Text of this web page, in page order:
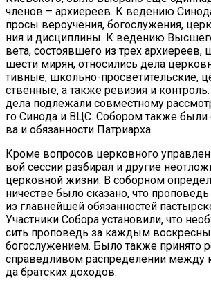
чле­нов – ар­хи­ере­ев. К ве­де­нию
про­сы ве­ро­уче­ния, бо­го­слу­же­ния,
ния и дис­ци­пли­ны. К ве­де­нию
ве­та, со­сто­яв­ше­го из трех ар­хи­ере­ев,
ше­сти ми­рян, от­но­си­лись де­ла
тив­ные, школь­но-про­све­ти­тель­ские,
ствен­ные, а так­же ре­ви­зия и
де­ла под­ле­жа­ли сов­мест­но­му
го Си­но­да и ВЦС. Со­бо­ром так­же
ва и обя­зан­но­сти Пат­ри­ар­ха.
Кро­ме во­про­сов цер­ков­но­го
вой сес­сии раз­би­рал и дру­гие
цер­ков­ной жиз­ни. В со­бор­ном
ни­че­стве бы­ло ска­за­но, что
из глав­ней­шей обя­зан­но­стей
Участ­ни­ки Со­бо­ра уста­но­ви­ли, что
сить про­по­ведь за каж­дым
бо­го­слу­же­ни­ем. Бы­ло так­же при­ня­то
спра­вед­ли­вом рас­пре­де­ле­нии меж­ду
да брат­ских до­хо­дов.